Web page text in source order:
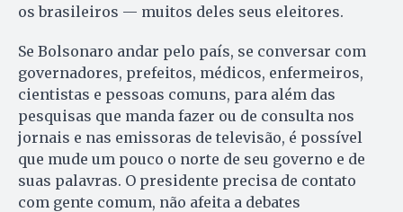
os brasileiros — muitos deles seus eleitores.
Se Bolsonaro andar pelo país, se conversar com
governadores, prefeitos, médicos, enfermeiros,
cientistas e pessoas comuns, para além das
pesquisas que manda fazer ou de consulta nos
jornais e nas emissoras de televisão, é possível
que mude um pouco o norte de seu governo e de
suas palavras. O presidente precisa de contato
com gente comum, não afeita a debates